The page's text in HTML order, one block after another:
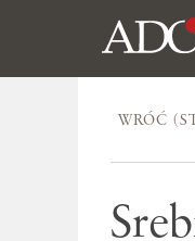
WRÓĆ